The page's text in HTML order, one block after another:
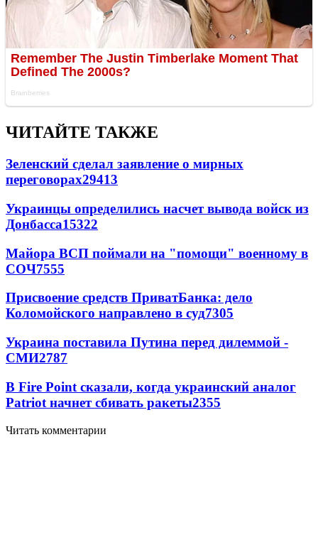
ЧИТАЙТЕ ТАКЖЕ
Зеленский сделал заявление о мирных
переговорах29413
Украинцы определились насчет вывода войск из
Донбасса15322
Майора ВСП поймали на "помощи" военному в
СОЧ7555
Присвоение средств ПриватБанка: дело
Коломойского направлено в суд7305
Украина поставила Путина перед дилеммой -
СМИ2787
В Fire Point сказали, когда украинский аналог
Patriot начнет сбивать ракеты2355
Читать комментарии